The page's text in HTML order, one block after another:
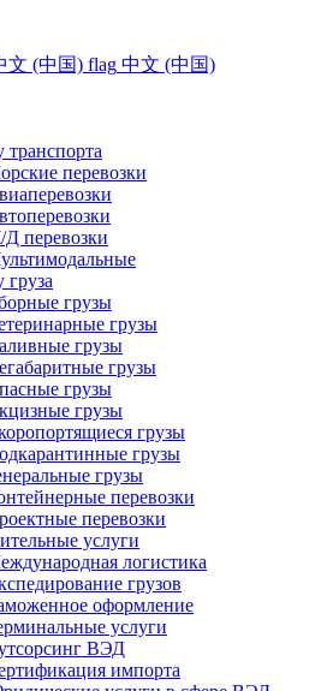
中文 (中国)
перевозки
перевозки
грузы
грузы
грузы
грузы
грузы
грузы
грузы
грузы
грузы
перевозки
перевозки
услуги
логистика
грузов
оформление
услуги
ВЭД
импорта